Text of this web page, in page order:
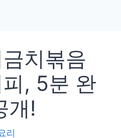
치볶음
, 5분 완
개!
리